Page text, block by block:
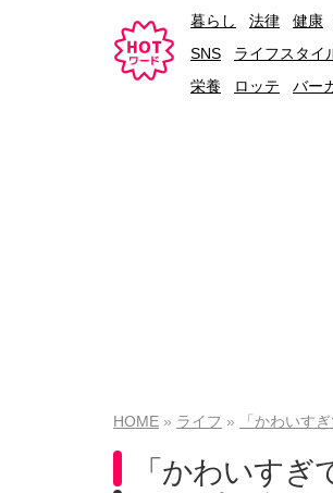
暮らし 法律 健康
SNS
ライフスタイ
栄養
ロッテ バー
HOME ライフ 「かわいす
「かわいす